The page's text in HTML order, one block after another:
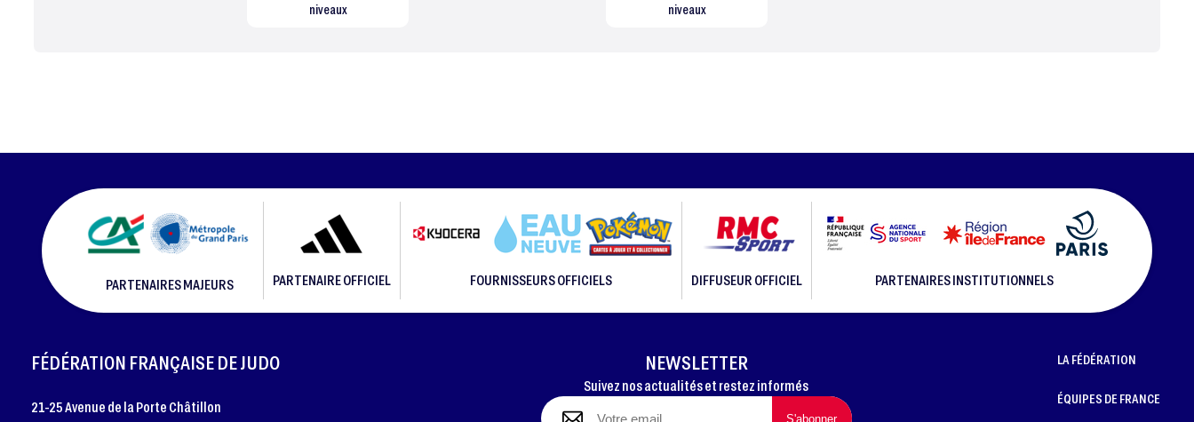
niveaux
niveaux
PARTENAIRES MAJEURS PARTENAIRE OFFICIEL FOURNISSEURS OFFICIELS DIFFUSEUR OFFICIEL PARTENAIRES INSTITUTIONNELS
FOOTER
FÉDÉRATION FRANÇAISE DE JUDO
21-25 Avenue de la Porte Châtillon
NEWSLETTER
Suivez nos actualités et restez informés
LA FÉDÉRATION
ÉQUIPES DE FRANCE